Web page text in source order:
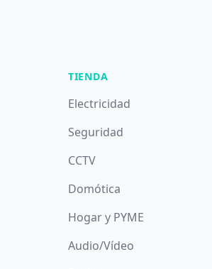
TIENDA
Electricidad
Seguridad
CCTV
Domótica
Hogar y PYME
Audio/Vídeo